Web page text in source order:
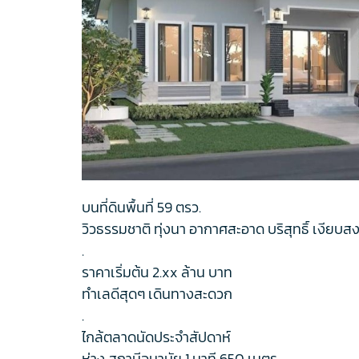
บนที่ดินพื้นที่ 59 ตรว.
วิวธรรมชาติ ทุ่งนา อากาศสะอาด บริสุทธิ์ เงียบส
.
ราคาเริ่มต้น 2.xx ล้าน บาท
ทำเลดีสุดๆ เดินทางสะดวก
.
ไกล้ตลาดนัดประจำสัปดาห์